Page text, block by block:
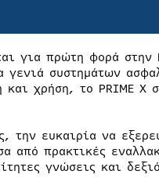
για πρώτη φορά στην
συστημάτων
χρήση, το PRIME X
την ευκαιρία να
από πρακτικές
γνώσεις και